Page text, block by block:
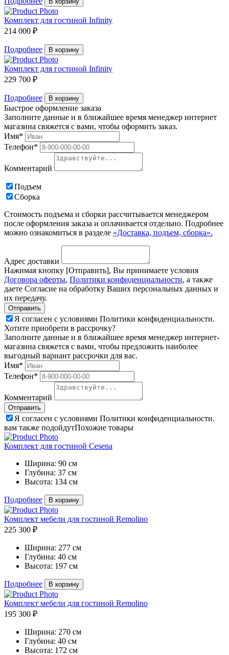
Комплект для гостиной Infinity
214 000 ₽
Подробнее В корзину
Комплект для гостиной Infinity
229 700 ₽
Подробнее В корзину
Быстрое оформление заказа
Заполните данные и в ближайшее время менеджер интернет
магазина свяжется с вами, чтобы оформить заказ.
Имя*
Телефон*
Комментарий
Подъем
Сборка
Стоимость подъема и сборки рассчитывается менеджером
после оформления заказа и оплачивается отдельно. Подробнее
можно ознакомиться в разделе «Доставка, подъем, сборка».
Адрес доставки
Нажимая кнопку [Отправить], Вы принимаете условия
Договора оферты, Политики конфиденциальности, а также
даете Согласие на обработку Ваших персональных данных и
их передачу.
Я согласен с условиями Политики конфиденциальности.
Хотите приобрети в рассрочку?
Заполните данные и в ближайшее время менеджер интернет-
магазина свяжется с вами, чтобы предложить наиболее
выгодный вариант рассрочки для вас.
Имя*
Телефон*
Комментарий
Я согласен с условиями Политики конфиденциальности.
вам также подойдутПохожие товары
Комплект для гостиной Cesena
Ширина: 90 см
Глубина: 37 см
Высота: 134 см
Подробнее В корзину
Комплект мебели для гостиной Remolino
225 300 ₽
Ширина: 277 см
Глубина: 40 см
Высота: 197 см
Подробнее В корзину
Комплект мебели для гостиной Remolino
195 300 ₽
Ширина: 270 см
Глубина: 40 см
Высота: 172 см